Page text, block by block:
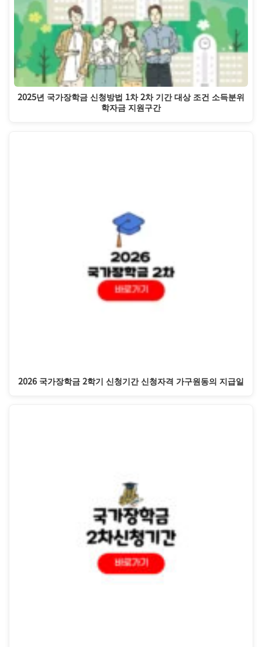
2025년 국가장학금 신청방법 1차 2차 기간 대상 조건 소득분위
학자금 지원구간
2026 국가장학금 2학기 신청기간 신청자격 가구원동의 지급일